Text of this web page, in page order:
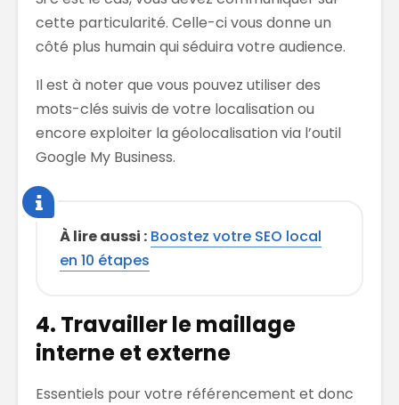
cette particularité. Celle-ci vous donne un
côté plus humain qui séduira votre audience.
Il est à noter que vous pouvez utiliser des
mots-clés suivis de votre localisation ou
encore exploiter la géolocalisation via l’outil
Google My Business.
À lire aussi : Boostez votre SEO local
en 10 étapes
4. Travailler le maillage
interneet externe
Essentiels pour votre référencement et donc